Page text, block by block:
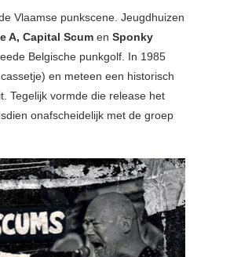
Vlaamse punkscene. Jeugdhuizen
A, Capital Scum en Sponky
Belgische punkgolf. In 1985
en meteen een historisch
Tegelijk vormde die release het
onafscheidelijk met de groep